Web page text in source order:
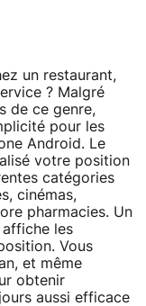
un restaurant,
? Malgré
de ce genre,
pour les
Android. Le
votre position
catégories
cinémas,
pharmacies. Un
les
Vous
et même
obtenir
aussi efficace